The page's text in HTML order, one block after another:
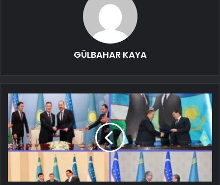
GÜLBAHAR KAYA